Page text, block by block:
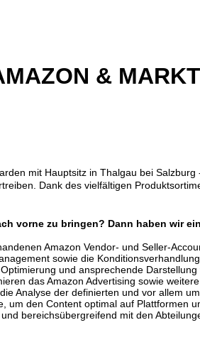
&
mit Hauptsitz in Thalgau bei
Dank des vielfältigen
vorne zu bringen? Dann haben wir
Amazon Vendor- und Seller-
sowie die
und ansprechende
das Amazon Advertising sowie
Analyse der definierten und vor allem
um den Content optimal auf Plattformen
bereichsübergreifend mit den